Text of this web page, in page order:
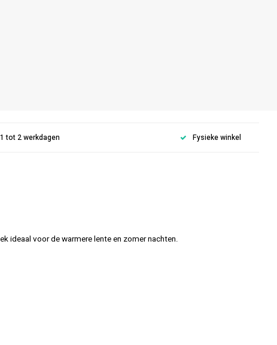
tot 2 werkdagen Fysieke winkel
ideaal voor de warmere lente en zomer nachten.